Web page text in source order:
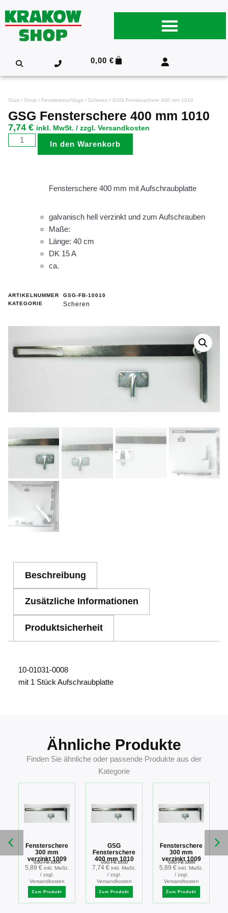
0,00€
Start / Shop / Fensterbeschläge / Scheren / GSG Fensterschere 400 mm 1010
GSG Fensterschere 400 mm 1010
7,74 € inkl. MwSt. / zzgl. Versandkosten
In den Warenkorb
Fensterschere 400 mm mit Aufschraubplatte
galvanisch hell verzinkt und zum Aufschrauben
Maße:
Länge: 40 cm
DK 15 A
ca.
ARTIKELNUMMER
GSG-FB-10010
KATEGORIE
Scheren
Beschreibung
Zusätzliche Informationen
Produktsicherheit
10-01031-0008
mit 1 Stück Aufschraubplatte
Ähnliche Produkte
Finden Sie ähnliche oder passende Produkte aus der
Kategorie
Fensterschere
300 mm
verzinkt 1009
GSG-FB-10009
5,89 € inkl. MwSt.
/ zzgl.
Versandkosten
Zum Produkt
GSG
Fensterschere
400 mm 1010
GSG-FB-10010
7,74 € inkl. MwSt.
/ zzgl.
Versandkosten
Zum Produkt
Fensterschere
300 mm
verzinkt 1009
GSG-FB-10009
5,89 € inkl. MwSt.
/ zzgl.
Versandkosten
Zum Produkt